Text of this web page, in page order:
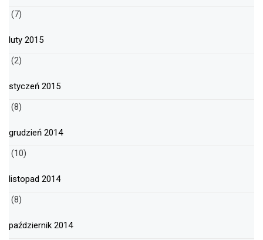
(7)
luty 2015
(2)
styczeń 2015
(8)
grudzień 2014
(10)
listopad 2014
(8)
październik 2014